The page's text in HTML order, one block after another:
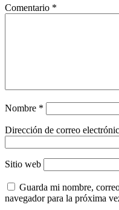
Comentario *
Nombre *
Dirección de correo
Sitio web
Guarda mi nombre,
navegador para la próxima